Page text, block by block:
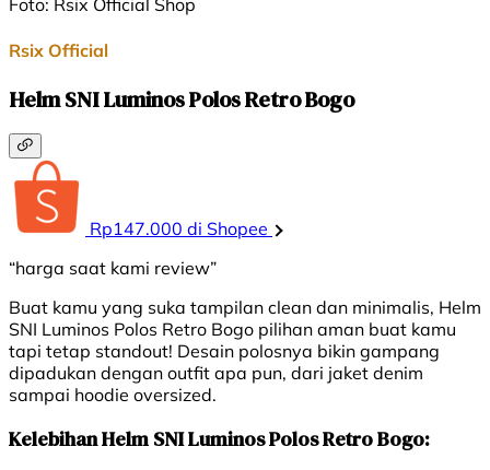
Foto: Rsix Official Shop
Rsix Official
Helm SNI Luminos Polos Retro Bogo
Rp147.000 di Shopee
“harga saat kami review”
Buat kamu yang suka tampilan clean dan minimalis, Helm
SNI Luminos Polos Retro Bogo pilihan aman buat kamu
tapi tetap standout! Desain polosnya bikin gampang
dipadukan dengan outfit apa pun, dari jaket denim
sampai hoodie oversized.
Kelebihan Helm SNI Luminos Polos Retro Bogo: